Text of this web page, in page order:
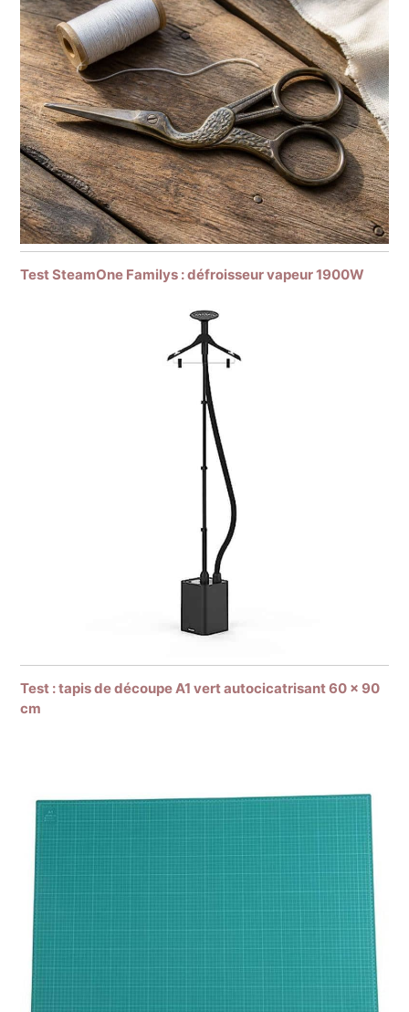
Test SteamOne Familys : défroisseur vapeur 1900W
Test : tapis de découpe A1 vert autocicatrisant 60 x 90
cm